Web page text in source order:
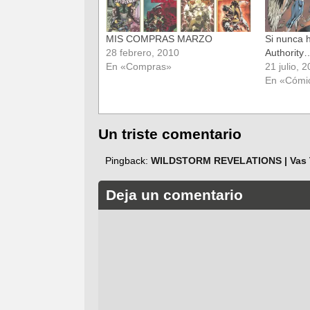
MIS COMPRAS MARZO
28 febrero, 2010
En «Compras»
Si nunca
Authority…
21 julio,
En
Un triste comentario
Pingback: WILDSTORM REVELATIONS |
Deja un comentario